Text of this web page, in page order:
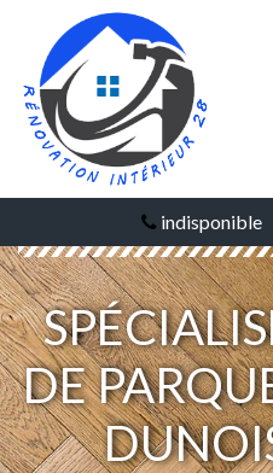
indisponible
DE